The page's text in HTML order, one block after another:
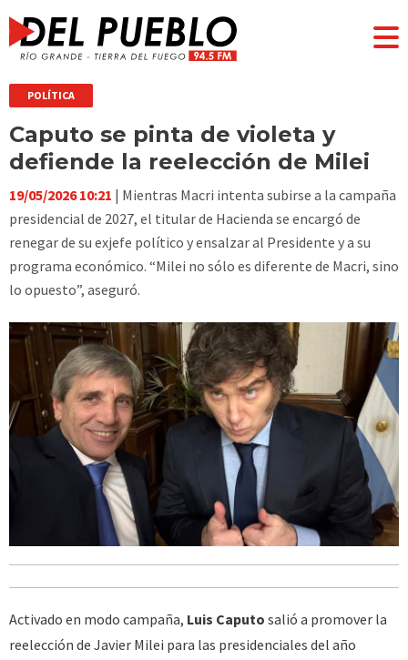
POLÍTICA
Caputo se pinta de violeta y
defiende la reelección de Milei
19/05/2026 10:21 | Mientras Macri intenta subirse a la campaña
presidencial de 2027, el titular de Hacienda se encargó de
renegar de su exjefe político y ensalzar al Presidente y a su
programa económico. “Milei no sólo es diferente de Macri, sino
lo opuesto”, aseguró.
Activado en modo campaña, Luis Caputo salió a promover la
reelección de Javier Milei para las presidenciales del año